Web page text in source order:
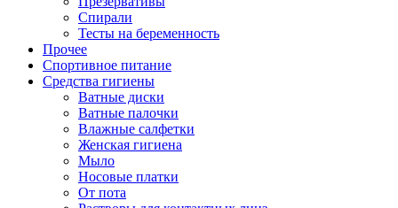
Спирали
Тесты на беременность
Прочее
Спортивное питание
Средства гигиены
Ватные диски
Ватные палочки
Влажные салфетки
Женская гигиена
Мыло
Носовые платки
От пота